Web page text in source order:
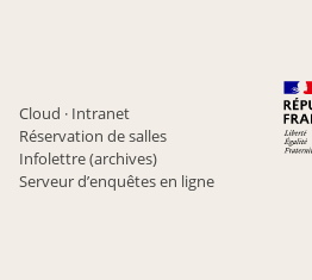
Cloud · Intranet
Réservation de salles
Infolettre (archives)
Serveur d’enquêtes en ligne